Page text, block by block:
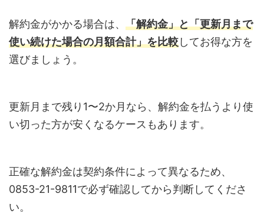
解約金がかかる場合は、 「解約金」と「更新月まで
使い続けた場合の月額合計」を比較してお得な方を
選びましょう。
更新月まで残り1〜2か月なら、解約金を払うより使
い切った方が安くなるケースもあります。
正確な解約金は契約条件によって異なるため、
0853-21-9811で必ず確認してから判断してくださ
い。